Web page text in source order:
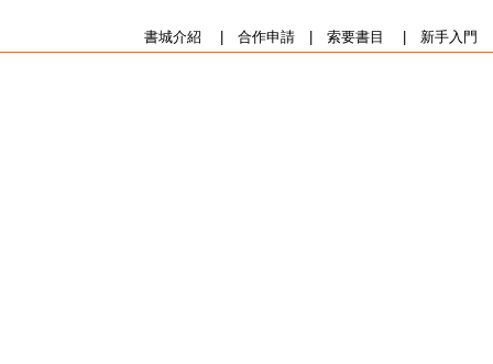
書城介紹 合作申請| 索要書目 新手入門